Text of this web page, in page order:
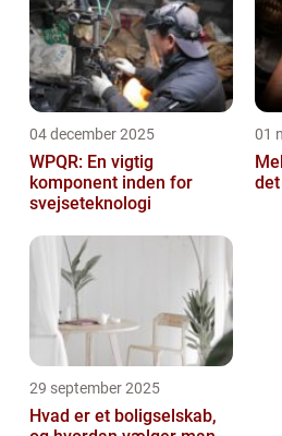
04 december 2025
WPQR: En vigtig
komponent inden for
svejseteknologi
01
29 september 2025
Hvad er et boligselskab,